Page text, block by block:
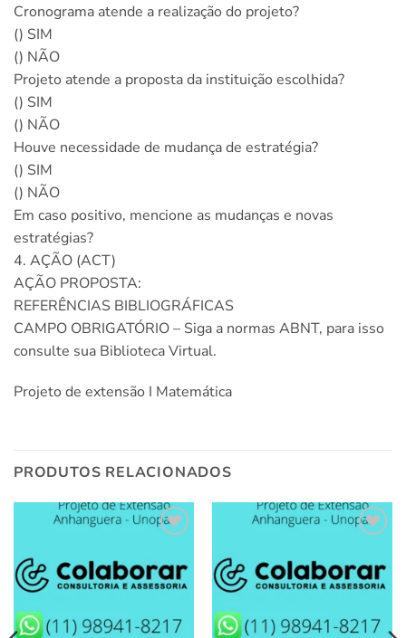
Cronograma atende a realização do projeto?
() SIM
() NÃO
Projeto atende a proposta da instituição escolhida?
() SIM
() NÃO
Houve necessidade de mudança de estratégia?
() SIM
() NÃO
Em caso positivo, mencione as mudanças e novas
estratégias?
4. AÇÃO (ACT)
AÇÃO PROPOSTA:
REFERÊNCIAS BIBLIOGRÁFICAS
CAMPO OBRIGATÓRIO – Siga a normas ABNT, para isso
consulte sua Biblioteca Virtual.
Projeto de extensão I Matemática
PRODUTOS RELACIONADOS